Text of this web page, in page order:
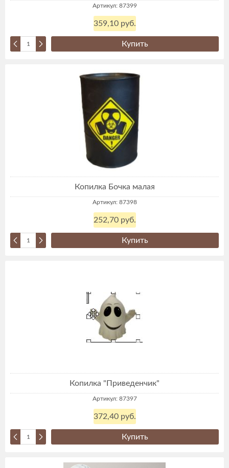
Артикул: 87399
359,10 руб.
Купить
Копилка Бочка малая
Артикул: 87398
252,70 руб.
Купить
Копилка "Приведенчик"
Артикул: 87397
372,40 руб.
Купить